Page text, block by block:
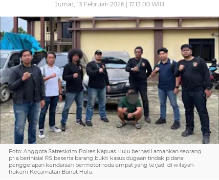
Jumat, 13 Februari 2026 | 17.13.00 WIB
Foto: Anggota Satreskrim Polres Kapuas Hulu berhasil amankan seorang
pria berinisial RS beserta barang bukti kasus dugaan tindak pidana
penggelapan kendaraan bermotor roda empat yang terjadi di wilayah
hukum Kecamatan Bunut Hulu.